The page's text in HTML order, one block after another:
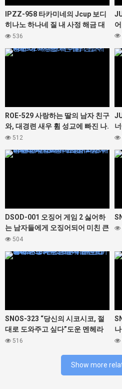
IPZZ-958 타카미네의 Jcup 보디
히나노 하나네 질 내 사정 해금 대
난교 노컷 SP 총 16명 20발 오버의
536
어
427328
ROE-529 사랑하는 딸의 남자 친구
와, 대경련 새우 휨 성교에 빠진 나.
이나모리 마사
512
427300
DSOD-001 오징어 게임 2 싫어하
는 남자들에게 오징어되어 미친 큰
가슴 그녀. 미조노 와카 유라카나
히라기 모미지
504
427460
SNOS-323 “당신의 시코시코, 절
대로 도와주고 싶다”도운 멘헤라
미소녀가 나에게 완전 러브 의존!
자위 지원 미타 마스즈
516
Show more